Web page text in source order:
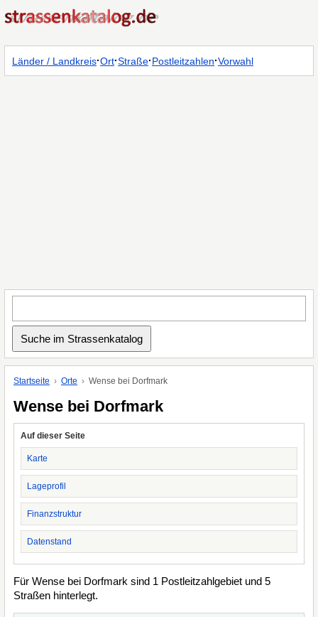
Länder / Landkreis·Ort·Straße·Postleitzahlen·Vorwahl
Startseite Orte Wense bei Dorfmark
Wense bei Dorfmark
Auf dieser Seite
Karte
Lageprofil
Finanzstruktur
Datenstand
Für Wense bei Dorfmark sind 1 Postleitzahlgebiet und 5
Straßen hinterlegt.